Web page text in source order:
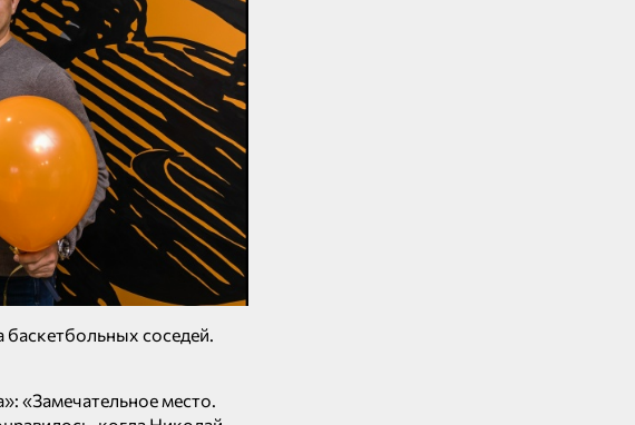
баскетбольных соседей.
«Замечательное место.